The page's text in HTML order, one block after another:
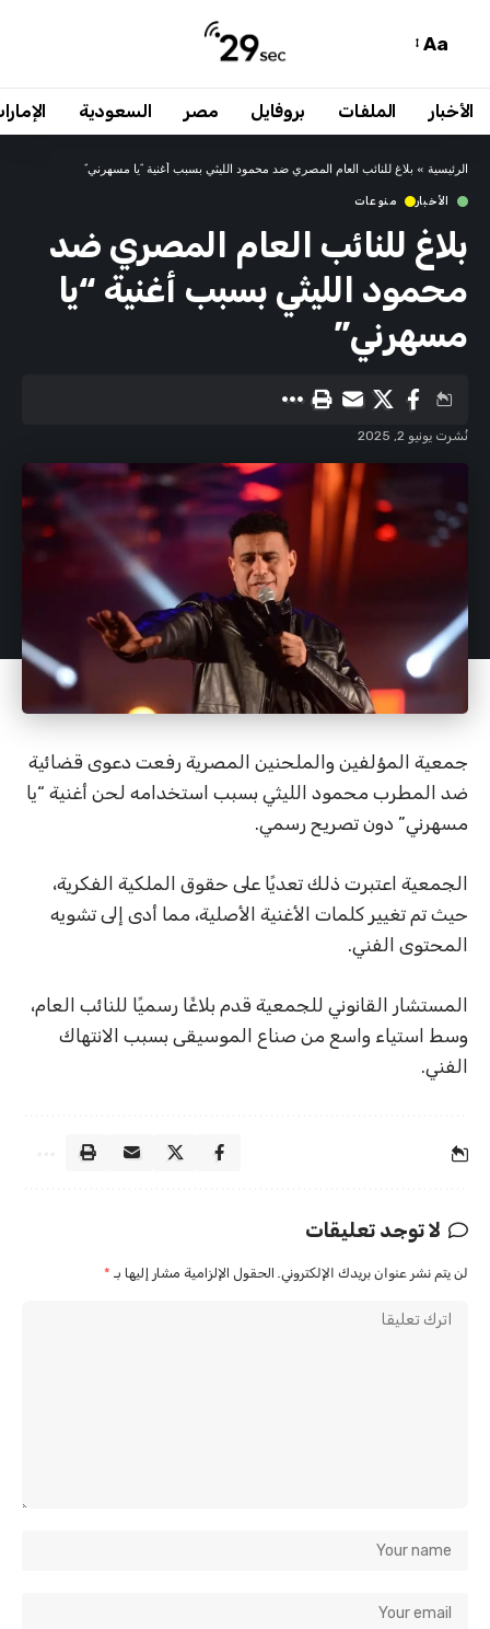
Aa
الأخبار الملفات بروفايل مصر السعودية
الرئيسية » بلاغ للنائب العام المصري ضد محمود الليثي بسبب أغنية “يا مسهرني”
الأخبار منوعات
بلاغ للنائب العام المصري ضد
محمود الليثي بسبب أغنية “يا
مسهرني”
نُشرت يونيو 2, 2025
جمعية المؤلفين والملحنين المصرية رفعت دعوى قضائية
ضد المطرب محمود الليثي بسبب استخدامه لحن أغنية “يا
مسهرني” دون تصريح رسمي.
الجمعية اعتبرت ذلك تعديًا على حقوق الملكية الفكرية،
حيث تم تغيير كلمات الأغنية الأصلية، مما أدى إلى تشويه
المحتوى الفني.
المستشار القانوني للجمعية قدم بلاغًا رسميًا للنائب العام،
وسط استياء واسع من صناع الموسيقى بسبب الانتهاك
الفني.
لا توجد تعليقات
لن يتم نشر عنوان بريدك الإلكتروني. الحقول الإلزامية مشار إليها بـ *